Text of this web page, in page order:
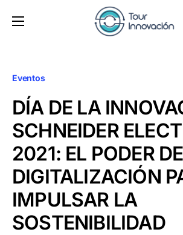
Eventos
DÍA DE LA
SCHNEIDER
2021: EL PODER
DIGITALIZACIÓN
IMPULSAR LA
SOSTENIBILIDAD